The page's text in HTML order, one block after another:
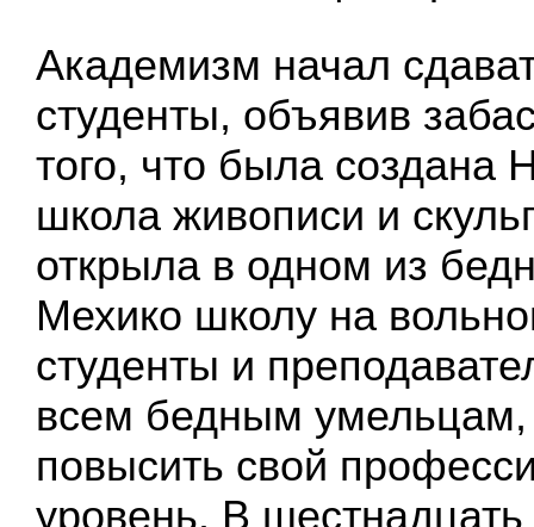
Академизм начал
студенты, объявив
того, что была создана
школа живописи и
открыла в одном из
Мехико школу на
студенты и
всем бедным умельцам,
повысить свой
уровень. В